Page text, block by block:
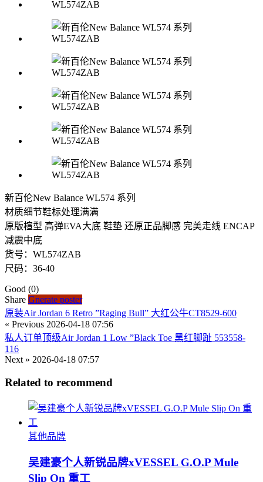
新百伦New Balance WL574 系列
材质细节鞋标处理满满
原版楦型 高弹EVA大底 鞋垫 还原正品脚感 完美走线 ENCAP
减震中底
货号：WL574ZAB
尺码：36-40
Good (0)
Share Gnerate poster
原装Air Jordan 6 Retro ”Raging Bull” 大红公牛CT8529-600
« Previous 2026-04-18 07:56
私人订单顶级Air Jordan 1 Low ”Black Toe 黑红脚趾 553558-
116
Next » 2026-04-18 07:57
Related to recommend
其他品牌
吴建豪个人新锐品牌xVESSEL G.O.P Mule
Slip On 重工